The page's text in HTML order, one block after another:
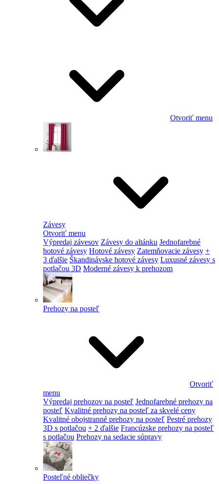
Otvoriť menu
Závesy
Otvoriť menu
Výpredaj závesov Závesy do altánku Jednofarebné
hotové závesy Hotové závesy Zatemňovacie závesy +
3 ďalšie Škandinávske hotové závesy Luxusné závesy s
potlačou 3D Moderné závesy k prehozom
Prehozy na posteľ
Otvoriť
menu
Výpredaj prehozov na posteľ Jednofarebné prehozy na
posteľ Kvalitné prehozy na posteľ za skvelé ceny
Kvalitné obojstranné prehozy na posteľ Pestré prehozy
3D s potlačou + 2 ďalšie Francúzske prehozy na posteľ
s potlačou Prehozy na sedacie súpravy
Posteľné obliečky